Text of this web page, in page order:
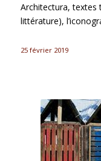
Architectura, textes
littérature),
25 février 2019